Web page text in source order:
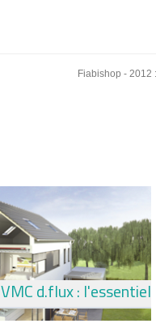
Fiabishop - 2012
VMC d.flux : l'essentiel